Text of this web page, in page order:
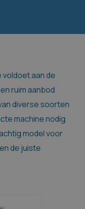
voldoet aan de
ruim aanbod
diverse soorten
machine nodig
model voor
de juiste